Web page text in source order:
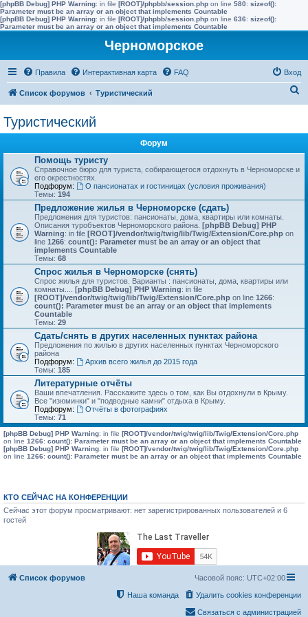
[phpBB Debug] PHP Warning: in file [ROOT]/phpbb/session.php on line 580: sizeof():
Parameter must be an array or an object that implements Countable
[phpBB Debug] PHP Warning: in file [ROOT]/phpbb/session.php on line 636: sizeof():
Parameter must be an array or an object that implements Countable
Черноморское
Правила Интерактивная карта FAQ Вход
Список форумов Туристический
Туристический
Форум
Помощь туристу
Справочное бюро для туриста, собирающегося отдохнуть в Черноморске и
его окрестностях.
Подфорум:
О пансионатах и гостиницах (условия проживания)
Темы: 194
Предложение жилья в Черноморске (сдать)
Предложения для туристов: пансионаты, дома, квартиры или комнаты.
Описания туробъектов Черноморского района. [phpBB Debug] PHP
Warning: in file [ROOT]/vendor/twig/twig/lib/Twig/Extension/Core.php on
line 1266: count(): Parameter must be an array or an object that
implements Countable
Темы: 68
Спрос жилья в Черноморске (снять)
Спрос жилья для туристов. Варианты : пансионаты, дома, квартиры или
комнаты.... [phpBB Debug] PHP Warning: in file
[ROOT]/vendor/twig/twig/lib/Twig/Extension/Core.php on line 1266:
count(): Parameter must be an array or an object that implements
Countable
Темы: 29
Сдать/снять в других населенных пунктах района
Предложения по жилью в других населенных пунктах Черноморского
района
Подфорум:
Архив всего жилья до 2015 года
Темы: 185
Литературные отчёты
Ваши впечатления. Расскажите здесь о том, как Вы отдохнули в Крыму.
Все "изюминки" и "подводные камни" отдыха в Крыму.
Подфорум:
Отчёты в фотографиях
Темы: 71
[phpBB Debug] PHP Warning: in file [ROOT]/vendor/twig/twig/lib/Twig/Extension/Core.php
on line 1266: count(): Parameter must be an array or an object that implements Countable
[phpBB Debug] PHP Warning: in file [ROOT]/vendor/twig/twig/lib/Twig/Extension/Core.php
on line 1266: count(): Parameter must be an array or an object that implements Countable
КТО СЕЙЧАС НА КОНФЕРЕНЦИИ
Сейчас этот форум просматривают: нет зарегистрированных пользователей и 6
гостей
Список форумов Часовой пояс: UTC+02:00
Удалить cookies конференции
Наша команда
Связаться с администрацией